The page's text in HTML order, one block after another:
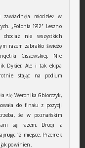
młodzież w
„Polonia 1912” Leszno
nie wszystkich
razem zabrakło świeżo
Ciszewskiej. Nie
Dykier. Ale i tak ekipa
stając na podium
się Weronika Gbiorczyk,
do finału z pozycji
że w poznańskim
są razem. Drugi z
12 miejsce. Przemek
powinien.